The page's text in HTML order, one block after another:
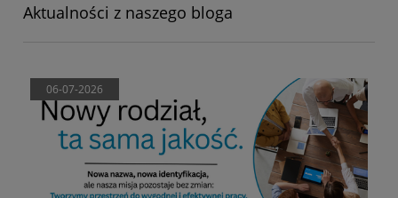
Aktualności z naszego bloga
06-07-2026